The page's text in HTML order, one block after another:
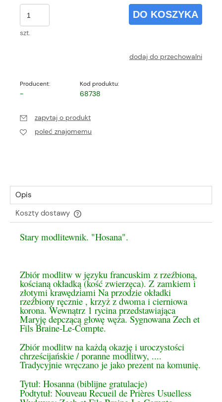
szt.
DO KOSZYKA
dodaj do przechowalni
Producent:
-
Kod produktu:
68738
zapytaj o produkt
poleć znajomemu
Opis
Koszty dostawy
Cena nie zawiera ewentualnych kosztów płatności
Stary modlitewnik. "Hosana".
Zbiór modlitw w języku francuskim z rzeźbioną,
kościaną okładką (kość zwierzęca). Z zamkiem i
złotymi krawędziami Na przodzie okładki
rzeźbiony ręcznie , krzyż z dwoma i cierniowa
korona. Wewnątrz 1 rycina przedstawiająca
Maryję depczącą głowę węża. Sygnowana Zech et
Fils Braine-Le-Compte.
Zbiór modlitw na każdą okazję i uroczystości
chrześcijańskie / poranne modlitwy, ....
Tradycyjnie wręczano je jako prezent na komunię.
Tytuł: Hosanna (biblijne gratulacje)
Podtytuł: Nouveau Recueil de Prières Usuelless